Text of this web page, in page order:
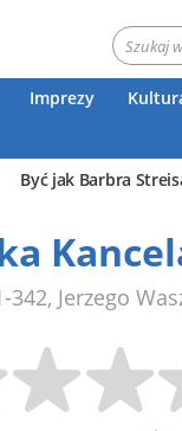
Imprezy
Być jak Barbra
342, Jerzego